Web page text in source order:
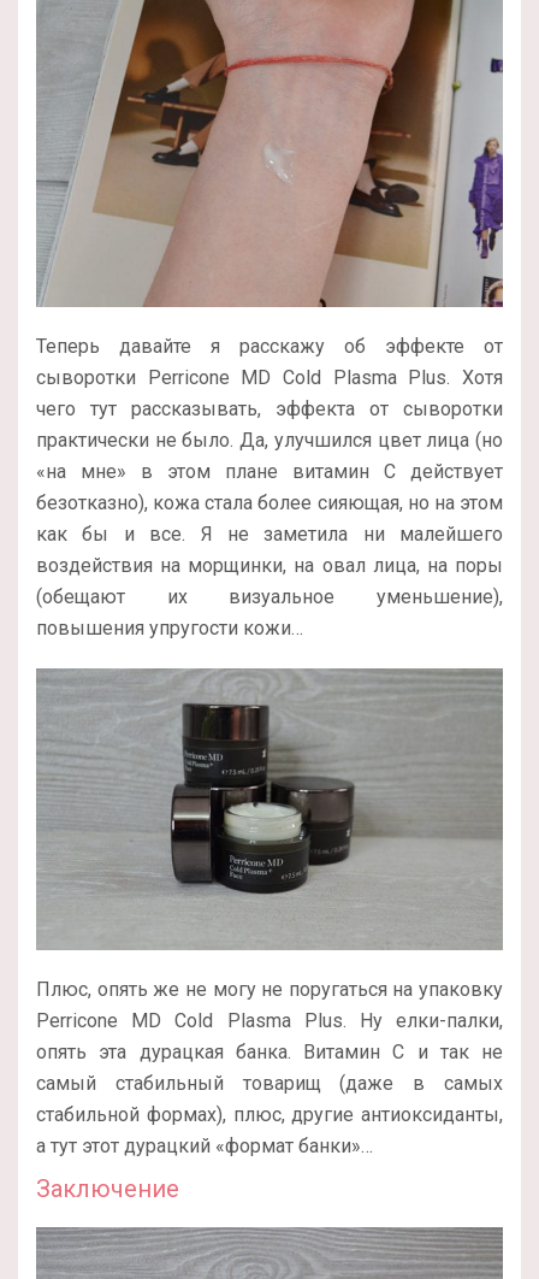
Теперь давайте я расскажу об эффекте от
сыворотки Perricone MD Cold Plasma Plus. Хотя
чего тут рассказывать, эффекта от сыворотки
практически не было. Да, улучшился цвет лица (но
«на мне» в этом плане витамин С действует
безотказно), кожа стала более сияющая, но на этом
как бы и все. Я не заметила ни малейшего
воздействия на морщинки, на овал лица, на поры
(обещают их визуальное уменьшение),
повышения упругости кожи…
Плюс, опять же не могу не поругаться на упаковку
Perricone MD Cold Plasma Plus. Ну елки-палки,
опять эта дурацкая банка. Витамин С и так не
самый стабильный товарищ (даже в самых
стабильной формах), плюс, другие антиоксиданты,
а тут этот дурацкий «формат банки»…
Заключение